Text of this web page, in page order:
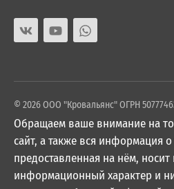
© 2026 ООО "Кровальянс" ОГРН
Обращаем ваше внимание на
сайт, а также вся информация о
предоставленная на нём,
информационный характер и